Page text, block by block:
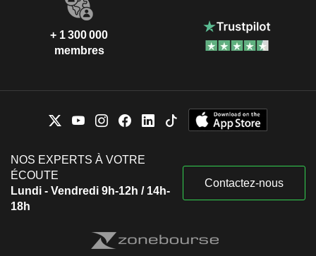
+ 1 300 000
membres
NOS EXPERTS À VOTRE
ÉCOUTE
Lundi - Vendredi 9h-12h / 14h-
18h
Contactez-nous